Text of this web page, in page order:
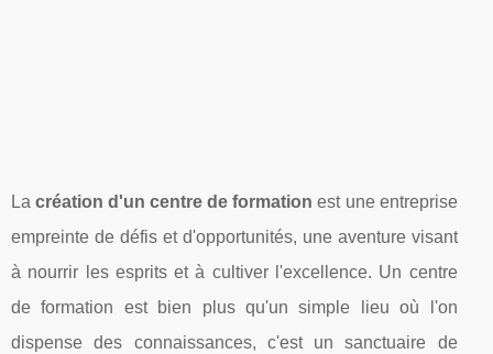
Lacréation d'un centre de formation est une entreprise
empreinte de défis et d'opportunités, une aventure visant
à nourrir les esprits et à cultiver l'excellence. Un centre
de formation est bien plus qu'un simple lieu où l'on
dispense des connaissances, c'est un sanctuaire de